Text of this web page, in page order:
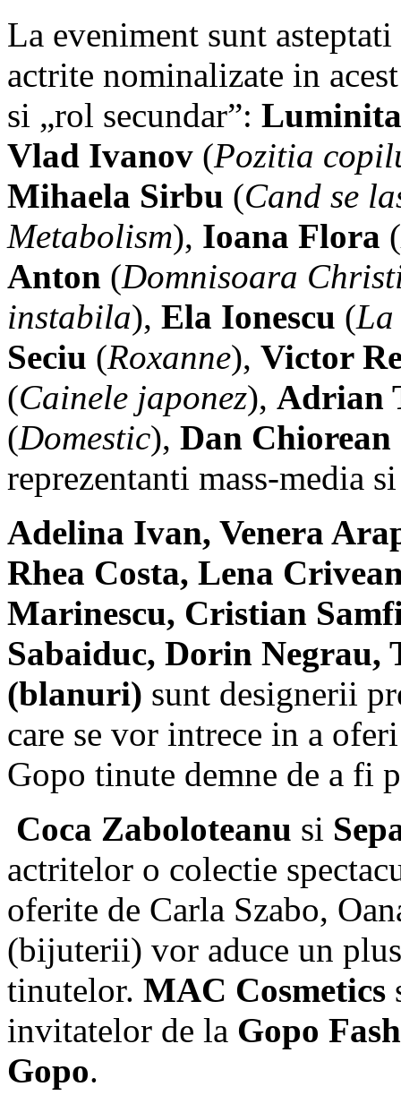
La eveniment sunt
actrite nominalizate in
si „rol secundar”:
Vlad Ivanov (Pozitia
Mihaela Sirbu (Cand se
Metabolism), Ioana Flora (
Anton (Domnisoara
instabila), Ela Ionescu (La
Seciu (Roxanne), Victor
(Cainele japonez), Adrian
(Domestic), Dan Chiorean
reprezentanti mass-media
Adelina Ivan, Venera
Rhea Costa, Lena
Marinescu, Cristian
Sabaiduc, Dorin Negrau,
(blanuri) sunt designerii
care se vor intrece in a
Gopo tinute demne de a fi
Coca Zaboloteanu si
actritelor o colectie
oferite de Carla Szabo,
(bijuterii) vor aduce un
tinutelor. MAC Cosmetics
invitatelor de la Gopo
Gopo.